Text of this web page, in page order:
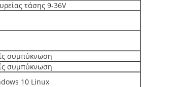
τάσης 9-36V
συμπύκνωση
συμπύκνωση
10 Linux